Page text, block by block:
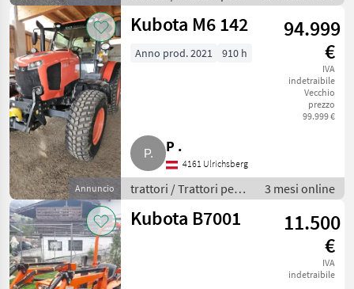
frutticoltura e
viticoltura
Annuncio
Kubota M6 142
94.999
€
IVA
indetraibile
Vecchio
prezzo
99.999 €
Anno prod. 2021 910 h
P .
4161 Ulrichsberg
trattori / Trattori per
frutticoltura e
viticoltura
3 mesi online
Kubota B7001
11.500
€
IVA
indetraibile